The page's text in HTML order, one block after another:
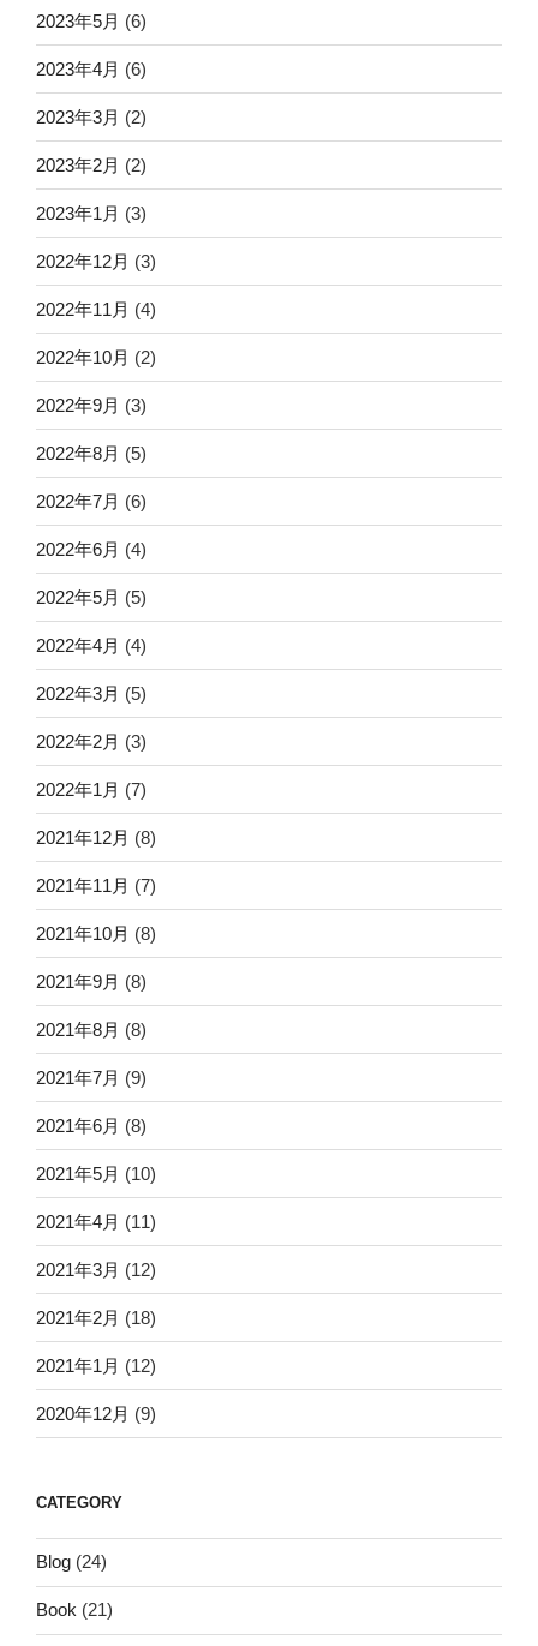
2023年5月 (6)
2023年4月 (6)
2023年3月 (2)
2023年2月 (2)
2023年1月 (3)
2022年12月 (3)
2022年11月 (4)
2022年10月 (2)
2022年9月 (3)
2022年8月 (5)
2022年7月 (6)
2022年6月 (4)
2022年5月 (5)
2022年4月 (4)
2022年3月 (5)
2022年2月 (3)
2022年1月 (7)
2021年12月 (8)
2021年11月 (7)
2021年10月 (8)
2021年9月 (8)
2021年8月 (8)
2021年7月 (9)
2021年6月 (8)
2021年5月 (10)
2021年4月 (11)
2021年3月 (12)
2021年2月 (18)
2021年1月 (12)
2020年12月 (9)
CATEGORY
Blog (24)
Book (21)